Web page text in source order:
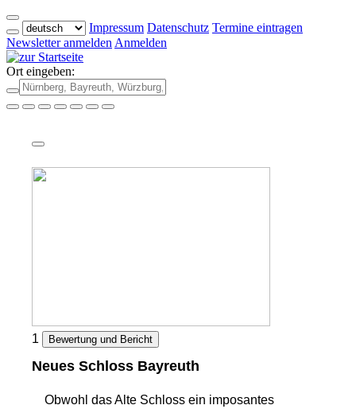
Impressum Datenschutz Termine eintragen
Newsletter anmelden Anmelden
Ort eingeben:
1 Bewertung und Bericht
Neues Schloss Bayreuth
Obwohl das Alte Schloss ein imposantes